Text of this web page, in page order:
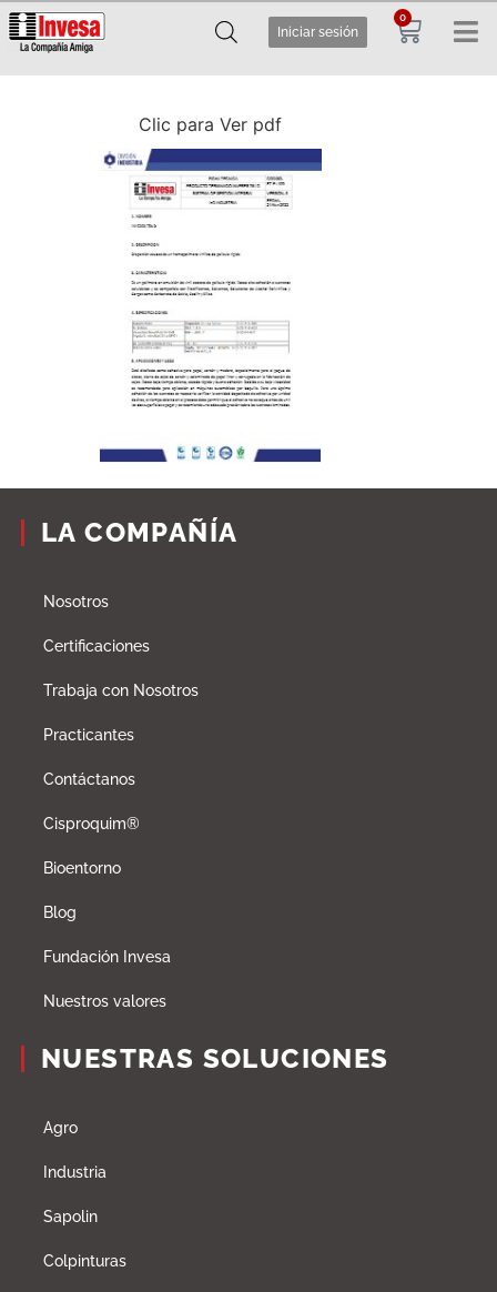
Iniciar sesión
0
Clic para Ver pdf
LA COMPAÑÍA
Nosotros
Certificaciones
Trabaja con Nosotros
Practicantes
Contáctanos
Cisproquim®
Bioentorno
Blog
Fundación Invesa
Nuestros valores
NUESTRAS SOLUCIONES
Agro
Industria
Sapolin
Colpinturas